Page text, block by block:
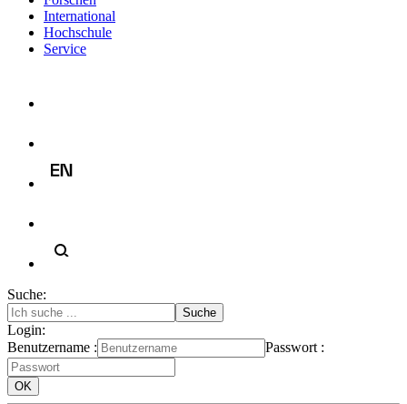
International
Hochschule
Service
Suche:
Login:
Benutzername :
Passwort :